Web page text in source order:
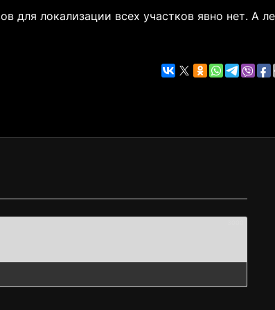
для локализации всех участков явно нет. А